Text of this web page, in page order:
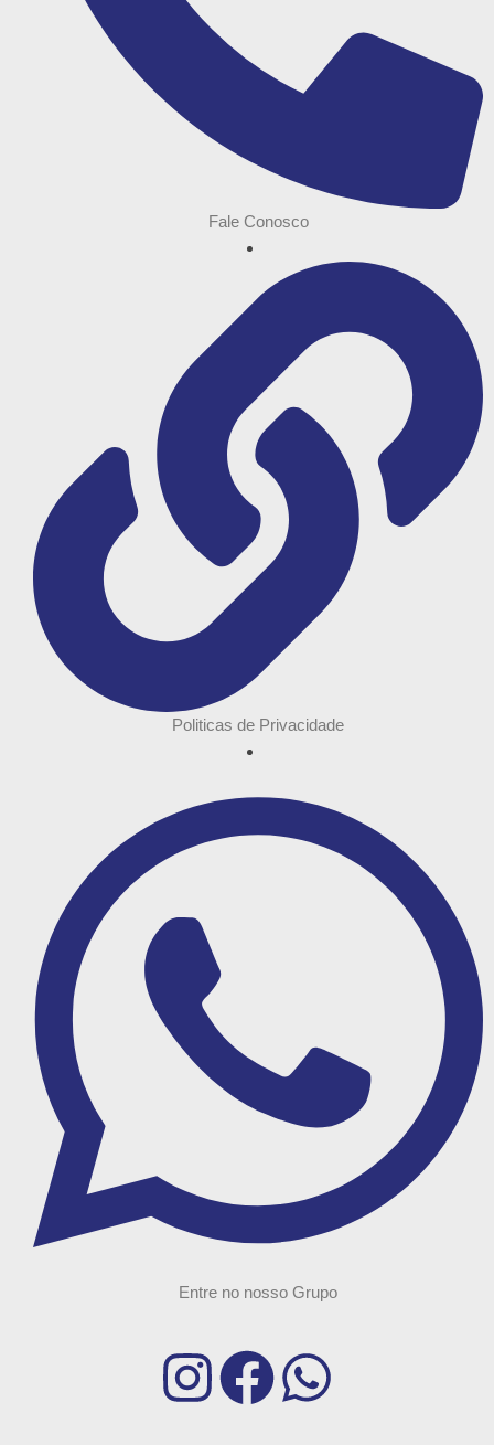
Fale Conosco
Politicas de Privacidade
Entre no nosso Grupo